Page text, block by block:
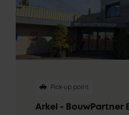
Pick-up point
Arkel - BouwPartner